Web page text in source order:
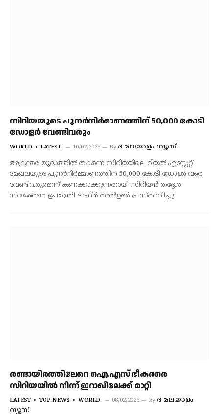
സിറിയയുടെ പുനർനിർമാണത്തിന് 50,000 കോടി
ഡോളർ വേണ്ടിവരും
WORLD LATEST 10/02/2026 By ദ മലയാളം ന്യൂസ്
ആഭ്യന്തര യുദ്ധത്തിൽ തകർന്ന സിറിയയിലെ റിയൽ എസ്റ്റേറ്റ്
മേഖലയുടെ പുനർനിർമ്മാണത്തിന് 50,000 കോടി ഡോളർ വരെ
വേണ്ടിവരുമെന്ന് കണക്കാക്കുന്നതായി സിറിയൻ തദ്ദേശ
സ്വയംഭരണ ഉപമന്ത്രി ദാഫിർ അൽഉമർ പ്രസ്താവിച്ചു.
രണ്ടായിരത്തിലേറെ ഐ.എസ് ഭീകരരെ
സിറിയയില്‍ നിന്ന് ഇറാഖിലേക്ക് മാറ്റി
LATEST TOP NEWS WORLD 08/02/2026 By ദ മലയാളം
ന്യൂസ്